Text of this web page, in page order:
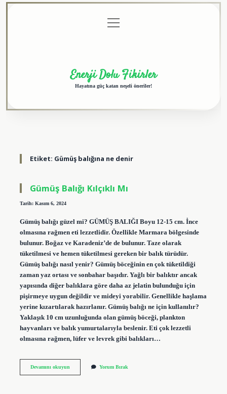
menüyü
aç
Enerji Dolu Fikirler
Hayatına güç katan neşeli öneriler!
Etiket: Gümüş balığına ne denir
Gümüş Balığı Kılçıklı Mı
Tarih: Kasım 6, 2024
Gümüş balığı güzel mi? GÜMÜŞ BALIĞI Boyu 12-15 cm. İnce
olmasına rağmen eti lezzetlidir. Özellikle Marmara bölgesinde
bulunur. Boğaz ve Karadeniz’de de bulunur. Taze olarak
tüketilmesi ve hemen tüketilmesi gereken bir balık türüdür.
Gümüş balığı nasıl yenir? Gümüş böceğinin en çok tüketildiği
zaman yaz ortası ve sonbahar başıdır. Yağlı bir balıktır ancak
yapısında diğer balıklara göre daha az jelatin bulunduğu için
pişirmeye uygun değildir ve mideyi yorabilir. Genellikle haşlama
yerine kızartılarak hazırlanır. Gümüş balığı ne için kullanılır?
Yaklaşık 10 cm uzunluğunda olan gümüş böceği, plankton
hayvanları ve balık yumurtalarıyla beslenir. Eti çok lezzetli
olmasına rağmen, lüfer ve levrek gibi balıkları…
Devamını okuyunGümüş
Yorum Bırak